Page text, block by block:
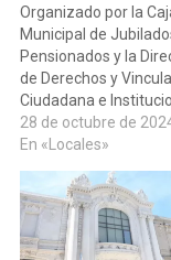
Organizado por la
Municipal de
Pensionados y la
de Derechos y
Ciudadana e
del municipio, se llevó
cabo un nuevo taller de
Consumidor dirigido a
personas mayores. El
se enmarca en la
celebración del 120º
28 de octubre de
En «Locales»